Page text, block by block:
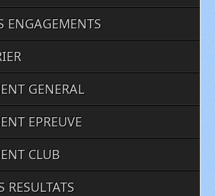
ENGAGEMENTS
GENERAL
EPREUVE
CLUB
RESULTATS